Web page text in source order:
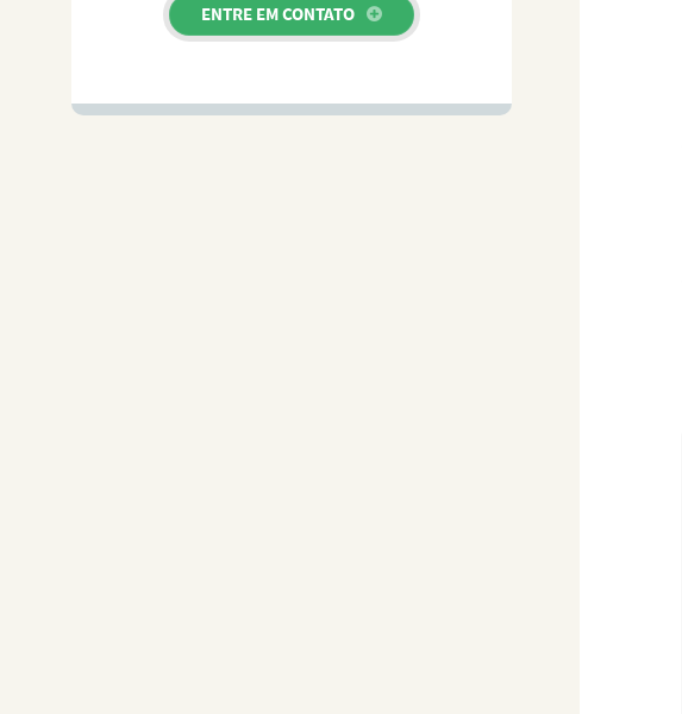
ENTRE EM CONTATO